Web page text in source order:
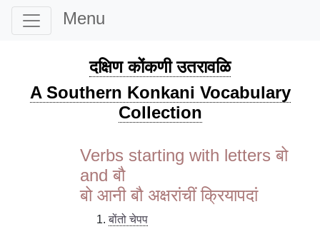
Menu
दक्षिण कोंकणी उतरावळि
A Southern Konkani Vocabulary
Collection
Verbs starting with letters बो
and बौ
बो आनी बौ अक्षरांचीं क्रियापदां
बोंतो चेपप